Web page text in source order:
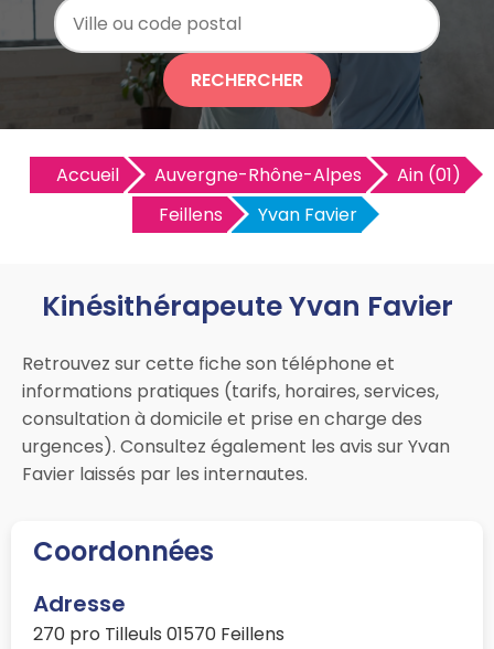
RECHERCHER
Accueil Auvergne-Rhône-Alpes
Ain (01)
Feillens
Yvan Favier
Kinésithérapeute Yvan Favier
Retrouvez sur cette fiche son téléphone et
informations pratiques (tarifs, horaires, services,
consultation à domicile et prise en charge des
urgences). Consultez également les avis sur Yvan
Favier laissés par les internautes.
Coordonnées
Adresse
270 pro Tilleuls 01570 Feillens